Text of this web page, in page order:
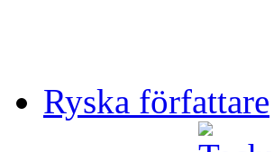
Ryska författare